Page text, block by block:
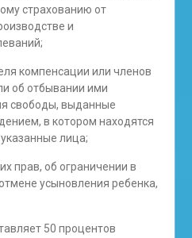
страхованию от
и
компенсации или членов
об отбывании ими
свободы, выданные
в котором находятся
лица;
прав, об ограничении в
усыновления ребенка,
50 процентов